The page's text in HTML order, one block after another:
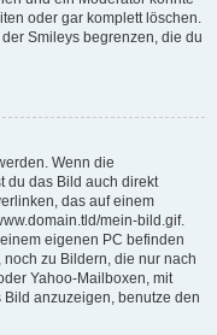
oder gar komplett löschen.
Smileys begrenzen, die du
Wenn die
du das Bild auch direkt
das auf einem
mein-bild.gif.
eigenen PC befinden
zu Bildern, die nur nach
Yahoo-Mailboxen, mit
anzuzeigen, benutze den